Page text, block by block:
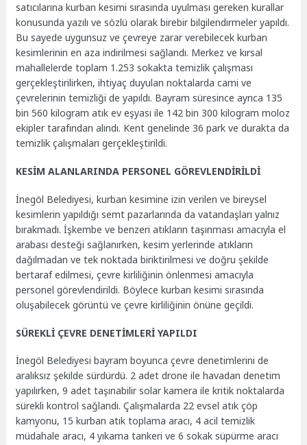
satıcılarına kurban kesimi sırasında uyulması gereken kurallar
konusunda yazılı ve sözlü olarak birebir bilgilendirmeler yapıldı.
Bu sayede uygunsuz ve çevreye zarar verebilecek kurban
kesimlerinin en aza indirilmesi sağlandı. Merkez ve kırsal
mahallelerde toplam 1.253 sokakta temizlik çalışması
gerçekleştirilirken, ihtiyaç duyulan noktalarda cami ve
çevrelerinin temizliği de yapıldı. Bayram süresince ayrıca 135
bin 560 kilogram atık ev eşyası ile 142 bin 300 kilogram moloz
ekipler tarafından alındı. Kent genelinde 36 park ve durakta da
temizlik çalışmaları gerçekleştirildi.
KESİM ALANLARINDA PERSONEL GÖREVLENDİRİLDİ
İnegöl Belediyesi, kurban kesimine izin verilen ve bireysel
kesimlerin yapıldığı semt pazarlarında da vatandaşları yalnız
bırakmadı. İşkembe ve benzeri atıkların taşınması amacıyla el
arabası desteği sağlanırken, kesim yerlerinde atıkların
dağılmadan ve tek noktada biriktirilmesi ve doğru şekilde
bertaraf edilmesi, çevre kirliliğinin önlenmesi amacıyla
personel görevlendirildi. Böylece kurban kesimi sırasında
oluşabilecek görüntü ve çevre kirliliğinin önüne geçildi.
SÜREKLİ ÇEVRE DENETİMLERİ YAPILDI
İnegöl Belediyesi bayram boyunca çevre denetimlerini de
aralıksız şekilde sürdürdü. 2 adet drone ile havadan denetim
yapılırken, 9 adet taşınabilir solar kamera ile kritik noktalarda
sürekli kontrol sağlandı. Çalışmalarda 22 evsel atık çöp
kamyonu, 15 kurban atık toplama aracı, 4 acil temizlik
müdahale aracı, 4 yıkama tankeri ve 6 sokak süpürme aracı